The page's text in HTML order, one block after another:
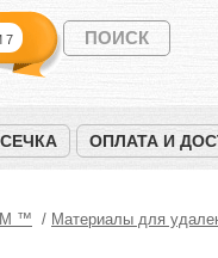
ОПЛАТА И
™
Материалы для